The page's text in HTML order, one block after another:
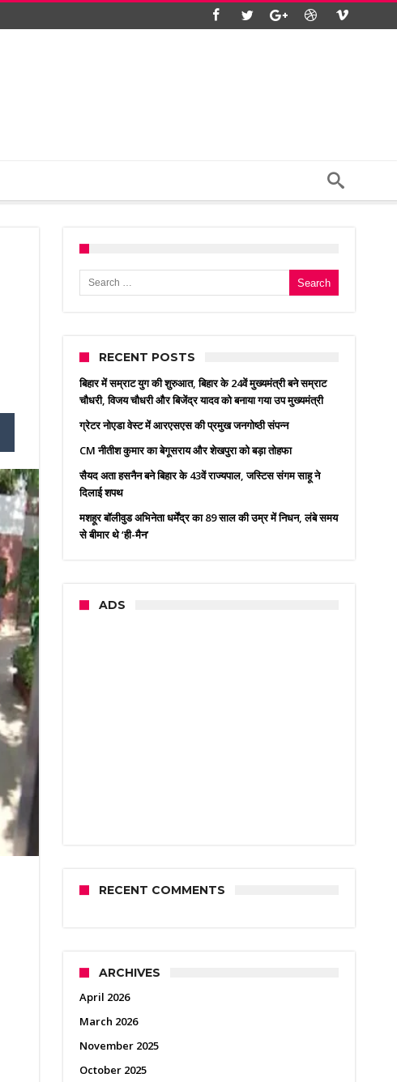
Search for:
RECENT POSTS
बिहार में सम्राट युग की शुरुआत, बिहार के 24वें मुख्यमंत्री बने सम्राट
चौधरी, विजय चौधरी और बिजेंद्र यादव को बनाया गया उप मुख्यमंत्री
ग्रेटर नोएडा वेस्ट में आरएसएस की प्रमुख जनगोष्ठी संपन्न
CM नीतीश कुमार का बेगूसराय और शेखपुरा को बड़ा तोहफा
सैयद अता हसनैन बने बिहार के 43वें राज्यपाल, जस्टिस संगम साहू ने
दिलाई शपथ
मशहूर बॉलीवुड अभिनेता धर्मेंद्र का 89 साल की उम्र में निधन, लंबे समय
से बीमार थे ‘ही-मैन’
ADS
RECENT COMMENTS
ARCHIVES
April 2026
March 2026
November 2025
October 2025